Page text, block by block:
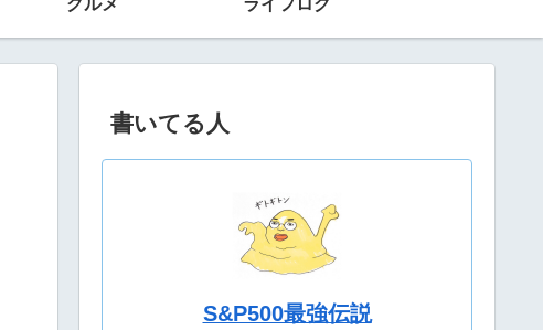
書いてる人
S&P500最強伝説